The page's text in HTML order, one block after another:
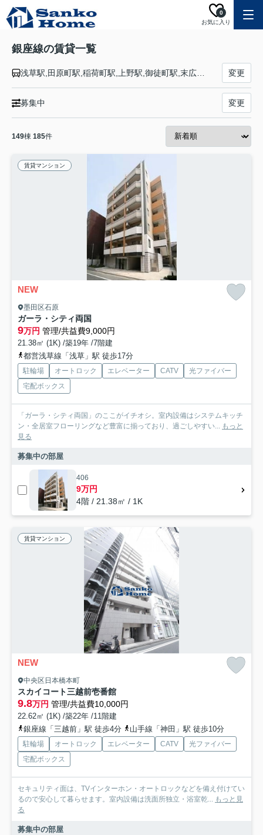
お気に入り
0
銀座線の賃貸一覧
変更
募集中 変更
149棟 185件
賃貸マンション
NEW
墨田区石原
ガーラ・シティ両国
9万円 管理/共益費9,000円
21.38㎡ (1K) /築19年 /7階建
都営浅草線「浅草」駅 徒歩17分
駐輪場 オートロック エレベーター CATV
光ファイバー
宅配ボックス
「ガーラ・シティ両国」のここがイチオシ。室内設備はシステムキッチ
ン・全居室フローリングなど豊富に揃っており、過ごしやすい... もっと
見る
募集中の部屋
406
9万円
4階 / 21.38㎡ / 1K
賃貸マンション
NEW
中央区日本橋本町
スカイコート三越前壱番館
9.8万円 管理/共益費10,000円
22.62㎡ (1K) /築22年 /11階建
銀座線「三越前」駅 徒歩4分
山手線「神田」駅 徒歩10分
駐輪場 オートロック エレベーター CATV
光ファイバー
宅配ボックス
セキュリティ面は、TVインターホン・オートロックなどを備え付けてい
るので安心して暮らせます。室内設備は洗面所独立・浴室乾... もっと見
る
募集中の部屋